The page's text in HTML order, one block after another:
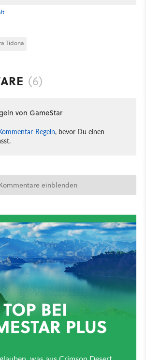
Tidona
(6)
von GameStar
Regeln, bevor Du einen
einblenden